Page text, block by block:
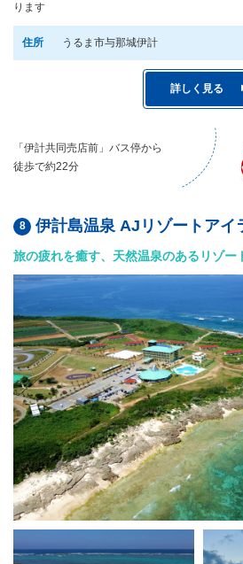
ります
住所 うるま市与那城伊計
詳しく見る
「伊計共同売店前」バス停から
徒歩で約22分
伊計島温泉 AJリゾートアイ
旅の疲れを癒す、天然温泉のあるリゾー